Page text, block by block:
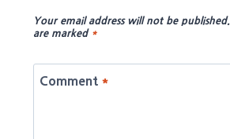
Your email address will not be published.
are marked *
Comment *